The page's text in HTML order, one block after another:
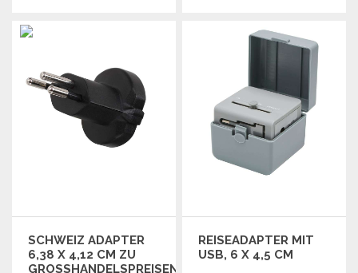
Angebot anfordern
SCHWEIZ ADAPTER
6,38 X 4,12 CM ZU
GROSSHANDELSPREISEN
REISEADAPTER MIT
USB, 6 X 4,5 CM